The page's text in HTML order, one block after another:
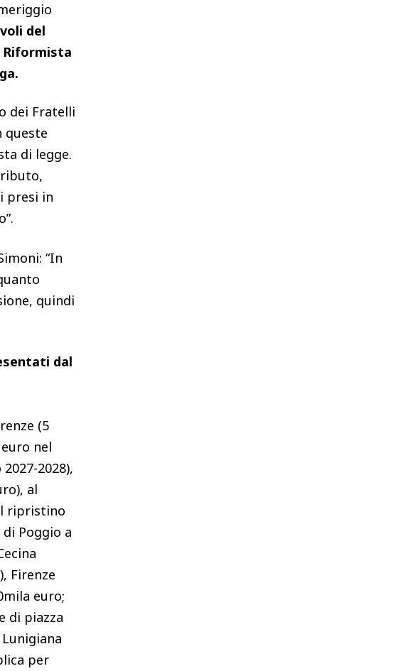
del
Riformista
dei Fratelli
queste
di legge.
presi in
“In
quindi
dal
(5
nel
2028),
al
ripristino
Poggio a
Firenze
euro;
di piazza
per